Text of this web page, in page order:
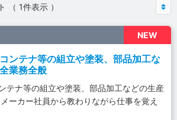
（ 1件表示 ）
NEW
ンテナ等の組立や塗装、部品加工な
業務全般
テナ等の組立や塗装、部品加工などの生産
ーカー社員から教わりながら仕事を覚え